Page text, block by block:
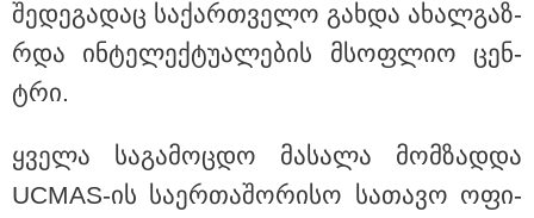
თბილისი - რომი 1419.50 ლარიდან
შე­დე­გა­დაც სა­ქარ­თვე­ლო გახ­და ახალ­გაზ­
რდა ინ­ტე­ლექ­ტუ­ა­ლე­ბის მსოფ­ლიო ცენ­
ტრი.
ყვე­ლა სა­გა­მოც­დო მა­სა­ლა მომ­ზად­და
UCMAS-ის სა­ერ­თა­შო­რი­სო სა­თა­ვო ოფი­